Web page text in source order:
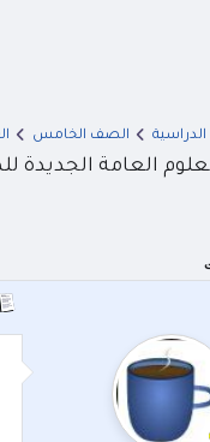
الصف الخامس
العامة الجديدة للصف